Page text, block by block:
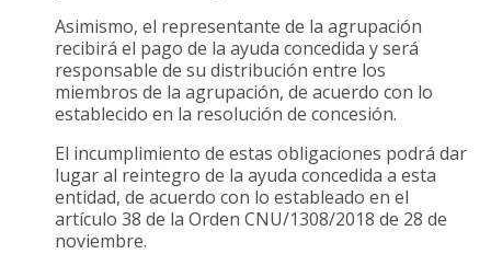
Asimismo, el representante de la agrupación
recibirá el pago de la ayuda concedida y será
responsable de su distribución entre los
miembros de la agrupación, de acuerdo con lo
establecido en la resolución de concesión.
El incumplimiento de estas obligaciones podrá dar
lugar al reintegro de la ayuda concedida a esta
entidad, de acuerdo con lo estableado en el
artículo 38 de la Orden CNU/1308/2018 de 28 de
noviembre.